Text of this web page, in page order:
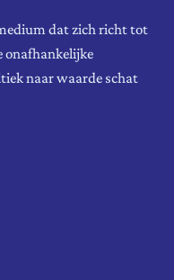
dat zich richt tot
onafhankelijke
naar waarde schat